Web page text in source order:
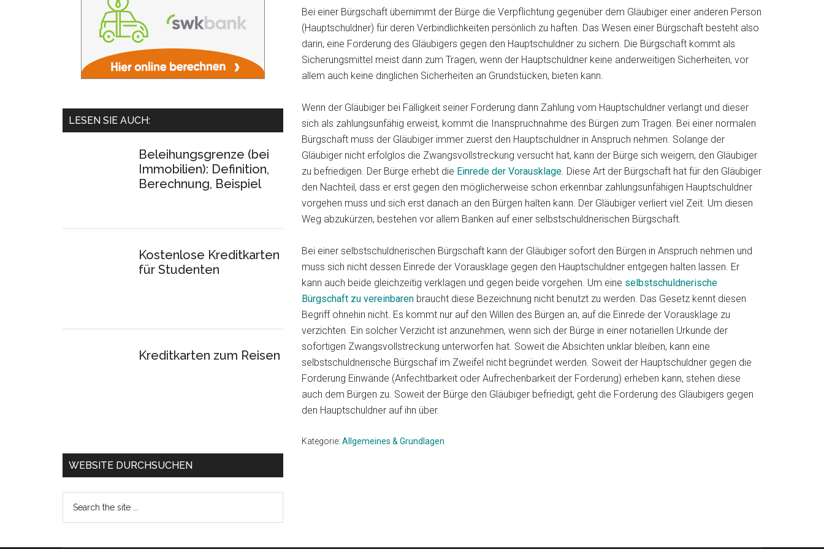
Bei einer Bürgschaft übernimmt der Bürge die Verpflichtung gegenüber dem Gläubiger einer anderen Person
(Hauptschuldner) für deren Verbindlichkeiten persönlich zu haften. Das Wesen einer Bürgschaft besteht also
darin, eine Forderung des Gläubigers gegen den Hauptschuldner zu sichern. Die Bürgschaft kommt als
Sicherungsmittel meist dann zum Tragen, wenn der Hauptschuldner keine anderweitigen Sicherheiten, vor
allem auch keine dinglichen Sicherheiten an Grundstücken, bieten kann.
Wenn der Gläubiger bei Fälligkeit seiner Forderung dann Zahlung vom Hauptschuldner verlangt und dieser
sich als zahlungsunfähig erweist, kommt die Inanspruchnahme des Bürgen zum Tragen. Bei einer normalen
Bürgschaft muss der Gläubiger immer zuerst den Hauptschuldner in Anspruch nehmen. Solange der
Gläubiger nicht erfolglos die Zwangsvollstreckung versucht hat, kann der Bürge sich weigern, den Gläubiger
zu befriedigen. Der Bürge erhebt die Einrede der Vorausklage. Diese Art der Bürgschaft hat für den Gläubiger
den Nachteil, dass er erst gegen den möglicherweise schon erkennbar zahlungsunfähigen Hauptschuldner
vorgehen muss und sich erst danach an den Bürgen halten kann. Der Gläubiger verliert viel Zeit. Um diesen
Weg abzukürzen, bestehen vor allem Banken auf einer selbstschuldnerischen Bürgschaft.
Bei einer selbstschuldnerischen Bürgschaft kann der Gläubiger sofort den Bürgen in Anspruch nehmen und
muss sich nicht dessen Einrede der Vorausklage gegen den Hauptschuldner entgegen halten lassen. Er
kann auch beide gleichzeitig verklagen und gegen beide vorgehen. Um eine selbstschuldnerische
Bürgschaft zu vereinbaren braucht diese Bezeichnung nicht benutzt zu werden. Das Gesetz kennt diesen
Begriff ohnehin nicht. Es kommt nur auf den Willen des Bürgen an, auf die Einrede der Vorausklage zu
verzichten. Ein solcher Verzicht ist anzunehmen, wenn sich der Bürge in einer notariellen Urkunde der
sofortigen Zwangsvollstreckung unterworfen hat. Soweit die Absichten unklar bleiben, kann eine
selbstschuldnerische Bürgschaf im Zweifel nicht begründet werden. Soweit der Hauptschuldner gegen die
Forderung Einwände (Anfechtbarkeit oder Aufrechenbarkeit der Forderung) erheben kann, stehen diese
auch dem Bürgen zu. Soweit der Bürge den Gläubiger befriedigt, geht die Forderung des Gläubigers gegen
den Hauptschuldner auf ihn über.
Kategorie: Allgemeines & Grundlagen
LESEN SIE AUCH:
Beleihungsgrenze (bei
Immobilien): Definition,
Berechnung, Beispiel
Kostenlose Kreditkarten
für Studenten
Kreditkarten zum Reisen
WEBSITE DURCHSUCHEN